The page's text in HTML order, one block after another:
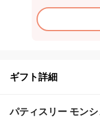
ギフト詳細
パティスリー モン